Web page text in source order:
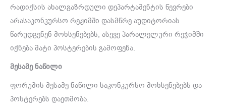
რადიქსის ახალგაზრდული დეპარტამენტის წევრები
არასაკონკურსო რეჟიმში დასმწრე აუდიტორიას
წარუდგენენ მოხსენებებს, ასევე პარალელური რეჯიმში
იქნება მატი პოსტერების გამოფენა.
მესამე ნაწილი
ფორუმის მესამე ნაწილი საკონკურსო მოხსენებებს და
პოსტერებს დაეთმობა.